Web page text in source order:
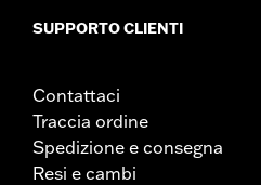
SUPPORTO CLIENTI
Contattaci
Traccia ordine
Spedizione e consegna
Resi e cambi